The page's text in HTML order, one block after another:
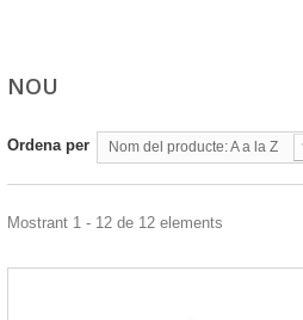
NOU
Ordena per Nom del producte: A a la Z
Mostrant 1 - 12 de 12 elements